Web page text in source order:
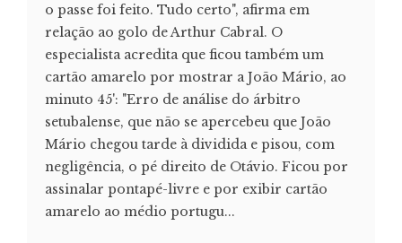
o passe foi feito. Tudo certo", afirma em
relação ao golo de Arthur Cabral. O
especialista acredita que ficou também um
cartão amarelo por mostrar a João Mário, ao
minuto 45': "Erro de análise do árbitro
setubalense, que não se apercebeu que João
Mário chegou tarde à dividida e pisou, com
negligência, o pé direito de Otávio. Ficou por
assinalar pontapé-livre e por exibir cartão
amarelo ao médio portugu...